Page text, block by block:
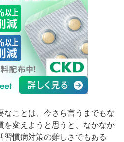
ことは、今さら言うまでもな
を変えようと思うと、なかなか
習慣病対策の難しさでもある